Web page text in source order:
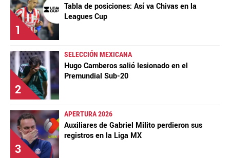
1
Tabla de posiciones: Así va Chivas en la
Leagues Cup
2
SELECCIÓN MEXICANA
Hugo Camberos salió lesionado en el
Premundial Sub-20
3
APERTURA 2026
Auxiliares de Gabriel Milito perdieron sus
registros en la Liga MX